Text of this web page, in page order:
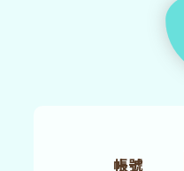
帳號